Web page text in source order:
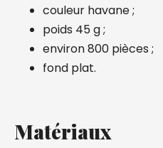
couleur havane ;
poids 45 g ;
environ 800 pièces ;
fond plat.
Matériaux